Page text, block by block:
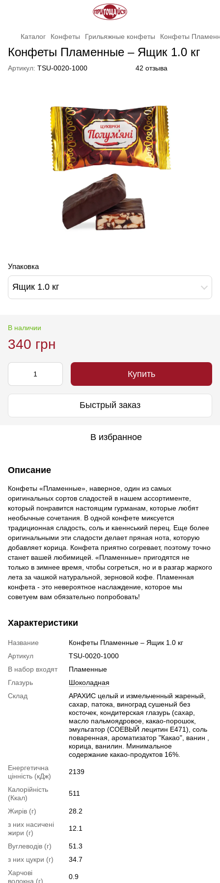
Каталог Конфеты Грильяжные конфеты Конфеты
Конфеты Пламенные – Ящик 1.0 кг
Артикул: TSU-0020-1000 42 отзыва
Упаковка
Ящик 1.0 кг
В наличии
340 грн
Купить
Быстрый заказ
В избранное
Описание
Конфеты «Пламенные», наверное, один из самых
оригинальных сортов сладостей в нашем ассортименте,
который понравится настоящим гурманам, которые любят
необычные сочетания. В одной конфете миксуется
традиционная сладость, соль и каеннський перец. Еще более
оригинальными эти сладости делает пряная нота, которую
добавляет корица. Конфета приятно согревает, поэтому точно
станет вашей любимицей. «Пламенные» пригодятся не
только в зимнее время, чтобы согреться, но и в разгар жаркого
лета за чашкой натуральной, зерновой кофе. Пламенная
конфета - это невероятное наслаждение, которое мы
советуем вам обязательно попробовать!
Характеристики
Название
Конфеты Пламенные – Ящик 1.0 кг
Артикул
TSU-0020-1000
В набор входят
Пламенные
Глазурь
Шоколадная
Склад
АРАХИС целый и измельченный жареный,
сахар, патока, виноград сушеный без
косточек, кондитерская глазурь (сахар,
масло пальмоядровое, какао-порошок,
эмульгатор (СОЕВЫЙ лецитин Е471), соль
поваренная, ароматизатор "Какао", ванин ,
корица, ванилин. Минимальное
содержание какао-продуктов 16%.
Енергетична
цінність (кДж)
2139
Калорійність
(Ккал)
511
Жирів (г)
28.2
з них насичені
жири (г)
12.1
Вуглеводів (г)
51.3
з них цукри (г)
34.7
Харчові
волокна (г)
0.9